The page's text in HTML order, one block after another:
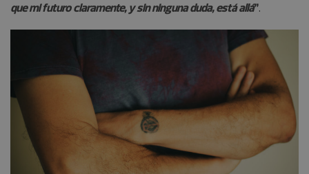
que mi futuro claramente, y sin ninguna duda, está allá”.